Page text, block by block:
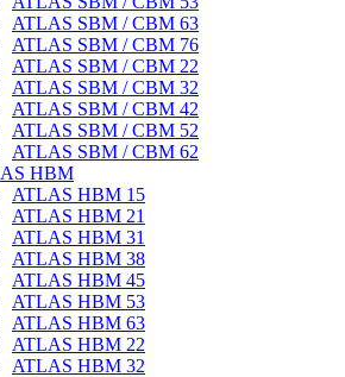
ATLAS SBM / CBM 63
ATLAS SBM / CBM 76
ATLAS SBM / CBM 22
ATLAS SBM / CBM 32
ATLAS SBM / CBM 42
ATLAS SBM / CBM 52
ATLAS SBM / CBM 62
HBM
ATLAS HBM 15
ATLAS HBM 21
ATLAS HBM 31
ATLAS HBM 38
ATLAS HBM 45
ATLAS HBM 53
ATLAS HBM 63
ATLAS HBM 22
ATLAS HBM 32